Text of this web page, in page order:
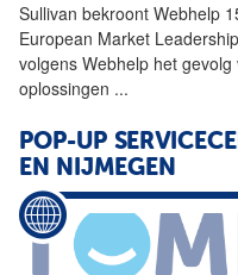
Sullivan bekroont Webhelp
European Market
volgens Webhelp het
oplossingen ...
POP-UP
EN NIJMEGEN